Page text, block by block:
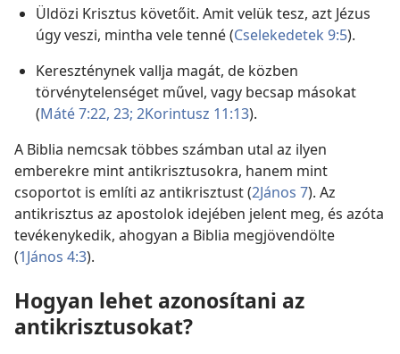
Üldözi Krisztus követőit. Amit velük tesz, azt Jézus
úgy veszi, mintha vele tenné (Cselekedetek 9:5).
Kereszténynek vallja magát, de közben
törvénytelenséget művel, vagy becsap másokat
(Máté 7:22, 23; 2Korintusz 11:13).
A Biblia nemcsak többes számban utal az ilyen
emberekre mint antikrisztusokra, hanem mint
csoportot is említi az antikrisztust (2János 7). Az
antikrisztus az apostolok idejében jelent meg, és azóta
tevékenykedik, ahogyan a Biblia megjövendölte
(1János 4:3).
Hogyan lehet azonosítani az
antikrisztusokat?